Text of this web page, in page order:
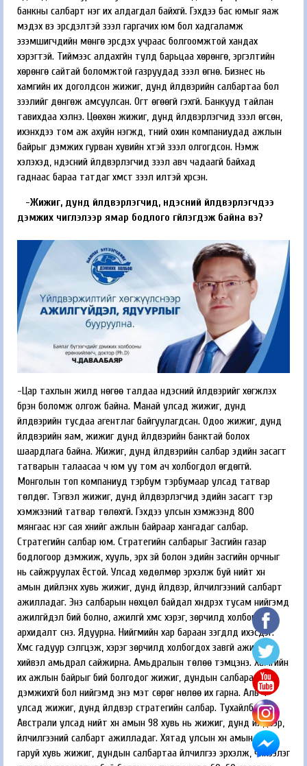
банкны салбарт нэг их алдагдал байхгүй. Гэхдээ бас юмыг яаж
мэдэх вэ эрсдэлтэй зээл гаргачих юм бол хадгаламж
эзэмшигчдийн мөнгө эрсдэх учраас болгоомжтой хандах
хэрэгтэй. Тиймээс алдахгүйн тулд барьцаа хөрөнгө, эргэлтийн
хөрөнгө сайтай боломжтой газруудад зээл өгнө. Бизнес нь
хамгийн их доголдсон жижиг, дунд үйлдвэрийн салбартаа бол
зээлийг дөнгөж амсуулсан. Огт өгөөгүй гэхгүй. Банкууд тайлан
тавихдаа хэлнэ. Цөөхөн жижиг, дунд үйлдвэрлэгчид зээл өгсөн,
ихэнхдээ том аж ахуйн нэгжүүд, түүний охин компаниудад ажлын
байрыг дэмжих гурван хувийн хүүтэй зээл олгогдсон. Нэмж
хэлэхэд, үндэсний үйлдвэрлэгчид зээл авч чадаагүй байхад
гаднаас бараа татдаг хүмүүст зээл илүүтэй хүрсэн.
-Жижиг, дунд үйлдвэр­лэгчид, үндэсний үйлдвэр­лэгчдээ
дэмжих чиглэлээр ямар бодлого үгүйлэгдэж байна вэ?
-Цар тахлын жилүүд нөгөө талдаа үндэсний үйлдвэрийг хөгжүүлэх
бүрэн боломж олгож байна. Манай улсад жижиг, дунд
үйлдвэрийн тусдаа агентлаг байгуулагдсан. Одоо жижиг, дунд
үйлдвэрийн яам, жижиг дунд үйлдвэрийн банктай болох
шаардлага байна. Жижиг, дунд үйлдвэрийн салбар эдийн засагт
татварын талаасаа ч юм уу том ач холбогдол өгдөггүй.
Монголын топ компаниуд тэрбум тэрбумаар улсад татвар
төлдөг. Тэгвэл жижиг, дунд үйлдвэрлэгчид эдийн засагт тэр
хэмжээний татвар төлөхгүй. Гэхдээ улсын хэмжээнд 800
мянгаас нэг сая хүнийг ажлын байраар хангадаг салбар.
Стратегийн салбар юм. Стратегийн салбарыг Засгийн газар
бодлогоор дэмжиж, хууль, эрх зүй болон эдийн засгийн орчныг
нь сайжруулах ёстой. Улсад хөдөлмөр эрхэлж буй нийт хүн
амын дийлэнх хувь жижиг, дунд үйлдвэр, үйлчилгээний салбарт
ажилладаг. Энэ салбарын нөхцөл байдал хүндрэх тусам нийгэмд
ажилгүйдэл бий болно, ажилгүй хүмүүс хэрэг, зөрчилд холбогдоно,
архидалт үүснэ. Ядуурна. Нийгмийн хар бараан үзэгдлүүд ихэсдэг.
Хүмүүс гадуур сэлгүүцэж, хэрэг зөрчилд холбогдох завгүй ажил
хийвэл амьдрал сайжирна. Амьдралын төлөө тэмцэнэ. Хамгийн
их ажлын байрыг бий болгодог жижиг, дундын салбараа
дэмжихгүй бол нийгэмд энэ мэт сөрөг нөлөө их гарна. Аль ч
улсад жижиг, дунд үйлдвэр стратегийн салбар. Тухайлбал,
Австрали улсад нийт хүн амын 98 хувь нь жижиг, дунд үйлдвэр,
үйлчилгээний салбарт ажилладаг. Хятад улсын хүн амын 90
гаруй хувь жижиг, дундын салбартаа үйлчилгээ эрхэлж, чинээлэг